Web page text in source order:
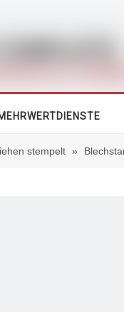
stempelt »